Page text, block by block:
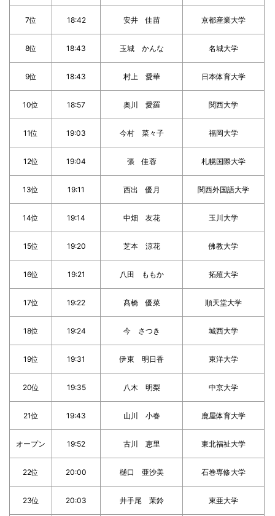
7位 18:42 安井 佳苗 京都産業大学
8位 18:43 玉城 かんな 名城大学
9位 18:43 村上 愛華 日本体育大学
10位 18:57 奥川 愛羅 関西大学
11位 19:03 今村 菜々子 福岡大学
12位 19:04 張 佳蓉 札幌国際大学
13位 19:11 西出 優月 関西外国語大学
14位 19:14 中畑 友花 玉川大学
15位 19:20 芝本 涼花 佛教大学
16位 19:21 八田 ももか 拓殖大学
17位 19:22 髙橋 優菜 順天堂大学
18位 19:24 今 さつき 城西大学
19位 19:31 伊東 明日香 東洋大学
20位 19:35 八木 明梨 中京大学
21位 19:43 山川 小春 鹿屋体育大学
オープン 19:52 古川 恵里 東北福祉大学
22位 20:00 樋口 亜沙美 石巻専修大学
23位 20:03 井手尾 茉鈴 東亜大学